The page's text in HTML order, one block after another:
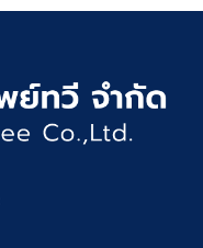
ดูแลรักษาง่าย